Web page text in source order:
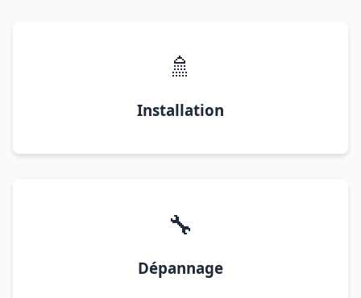
🚿
Installation
🔧
Dépannage